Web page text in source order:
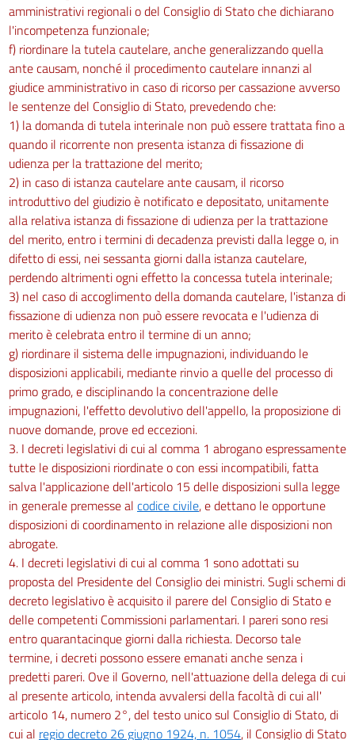
art. 74
Capo III
Deliberazione
art. 75
art. 76
Titolo V
Incidenti nel processo
Capo I
Incidente di falso
art. 77
art. 78
Capo II
Sospensione e interruzione del processo
art. 79
art. 80
Titolo VI
Estinzione e improcedibilità
art. 81
art. 82
art. 83
art. 84
art. 85
Titolo VII
Correzione di errore materiale dei provvedimenti del giudice
art. 86
Udienze
art. 87
Titolo IX
Sentenza
art. 88
art. 89
art. 90
LIBRO TERZO
IMPUGNAZIONI
amministrativi regionali o del Consiglio di Stato che dichiarano
l'incompetenza funzionale;
f) riordinare la tutela cautelare, anche generalizzando quella
ante causam, nonché il procedimento cautelare innanzi al
giudice amministrativo in caso di ricorso per cassazione avverso
le sentenze del Consiglio di Stato, prevedendo che:
1) la domanda di tutela interinale non può essere trattata fino a
quando il ricorrente non presenta istanza di fissazione di
udienza per la trattazione del merito;
2) in caso di istanza cautelare ante causam, il ricorso
introduttivo del giudizio è notificato e depositato, unitamente
alla relativa istanza di fissazione di udienza per la trattazione
del merito, entro i termini di decadenza previsti dalla legge o, in
difetto di essi, nei sessanta giorni dalla istanza cautelare,
perdendo altrimenti ogni effetto la concessa tutela interinale;
3) nel caso di accoglimento della domanda cautelare, l'istanza di
fissazione di udienza non può essere revocata e l'udienza di
merito è celebrata entro il termine di un anno;
g) riordinare il sistema delle impugnazioni, individuando le
disposizioni applicabili, mediante rinvio a quelle del processo di
primo grado, e disciplinando la concentrazione delle
impugnazioni, l'effetto devolutivo dell'appello, la proposizione di
nuove domande, prove ed eccezioni.
3. I decreti legislativi di cui al comma 1 abrogano espressamente
tutte le disposizioni riordinate o con essi incompatibili, fatta
salva l'applicazione dell'articolo 15 delle disposizioni sulla legge
in generale premesse al codice civile, e dettano le opportune
disposizioni di coordinamento in relazione alle disposizioni non
abrogate.
4. I decreti legislativi di cui al comma 1 sono adottati su
proposta del Presidente del Consiglio dei ministri. Sugli schemi di
decreto legislativo è acquisito il parere del Consiglio di Stato e
delle competenti Commissioni parlamentari. I pareri sono resi
entro quarantacinque giorni dalla richiesta. Decorso tale
termine, i decreti possono essere emanati anche senza i
predetti pareri. Ove il Governo, nell'attuazione della delega di cui
al presente articolo, intenda avvalersi della facoltà di cui all'
articolo 14, numero 2°, del testo unico sul Consiglio di Stato, di
cui al regio decreto 26 giugno 1924, n. 1054, il Consiglio di Stato